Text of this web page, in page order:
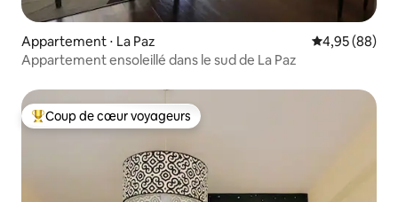
Appartement ⋅ La Paz Évaluation
4,95 (88)
Appartement ensoleillé dans le sud de La Paz
Coups de cœur voyageurs les plus appréciés
Coup de cœur voyageurs